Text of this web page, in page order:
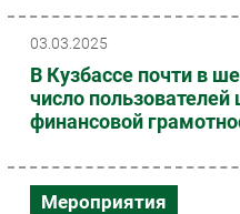
03.03.2025
В Кузбассе почти в
число
финансовой
Мероприятия